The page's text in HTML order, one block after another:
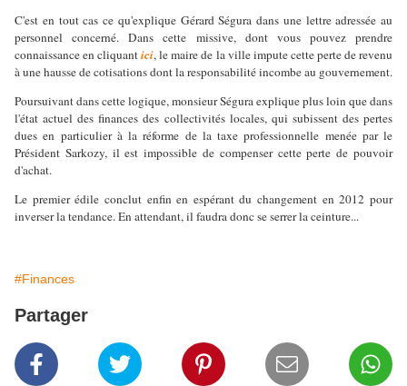
C'est en tout cas ce qu'explique Gérard Ségura dans une lettre adressée au
personnel concerné. Dans cette missive, dont vous pouvez prendre
connaissance en cliquantici, le maire de la ville impute cette perte de revenu
à une hausse de cotisations dont la responsabilité incombe au gouvernement.
Poursuivant dans cette logique, monsieur Ségura explique plus loin que dans
l'état actuel des finances des collectivités locales, qui subissent des pertes
dues en particulier à la réforme de la taxe professionnelle menée par le
Président Sarkozy, il est impossible de compenser cette perte de pouvoir
d'achat.
Le premier édile conclut enfin en espérant du changement en 2012 pour
inverser la tendance. En attendant, il faudra donc se serrer la ceinture...
#Finances
Partager